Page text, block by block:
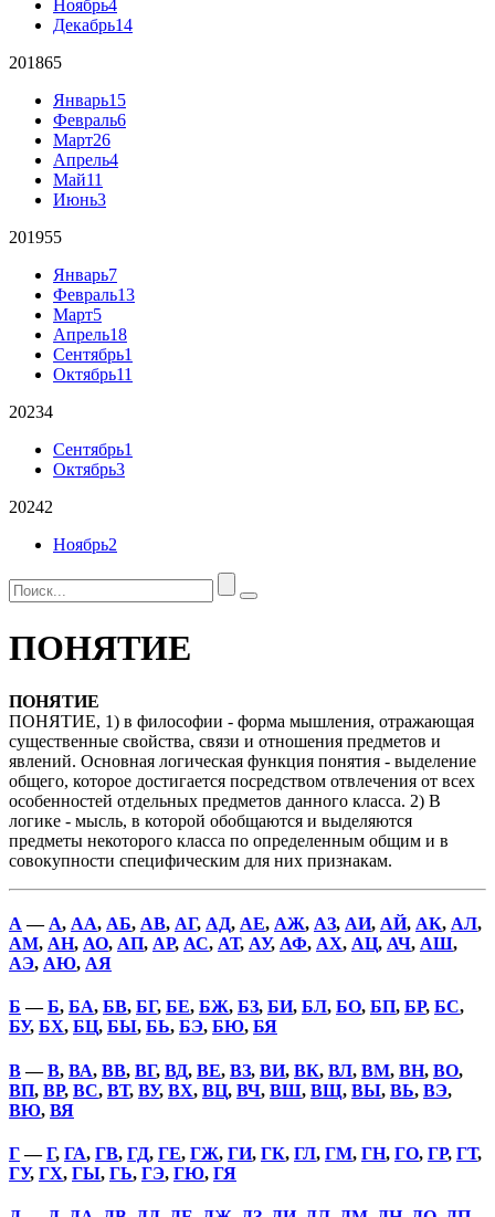
Ноябрь4
Декабрь14
201865
Январь15
Февраль6
Март26
Апрель4
Май11
Июнь3
201955
Январь7
Февраль13
Март5
Апрель18
Сентябрь1
Октябрь11
20234
Сентябрь1
Октябрь3
20242
Ноябрь2
ПОНЯТИЕ
ПОНЯТИЕ
ПОНЯТИЕ, 1) в философии - форма мышления, отражающая
существенные свойства, связи и отношения предметов и
явлений. Основная логическая функция понятия - выделение
общего, которое достигается посредством отвлечения от всех
особенностей отдельных предметов данного класса. 2) В
логике - мысль, в которой обобщаются и выделяются
предметы некоторого класса по определенным общим и в
совокупности специфическим для них признакам.
А — А, АА, АБ, АВ, АГ, АД, АЕ, АЖ, АЗ, АИ, АЙ, АК, АЛ,
АМ, АН, АО, АП, АР, АС, АТ, АУ, АФ, АХ, АЦ, АЧ, АШ,
АЭ, АЮ, АЯ
Б —Б, БА, БВ, БГ, БЕ, БЖ, БЗ, БИ, БЛ, БО, БП, БР, БС,
БУ, БХ, БЦ, БЫ, БЬ, БЭ, БЮ, БЯ
В—В, ВА, ВВ, ВГ, ВД, ВЕ, ВЗ, ВИ, ВК, ВЛ, ВМ, ВН, ВО,
ВП, ВР, ВС, ВТ, ВУ, ВХ, ВЦ, ВЧ, ВШ, ВЩ, ВЫ, ВЬ, ВЭ,
ВЮ, ВЯ
Г—Г, ГА, ГВ, ГД, ГЕ, ГЖ, ГИ, ГК, ГЛ, ГМ, ГН, ГО, ГР, ГТ,
ГУ, ГХ, ГЫ, ГЬ, ГЭ, ГЮ, ГЯ